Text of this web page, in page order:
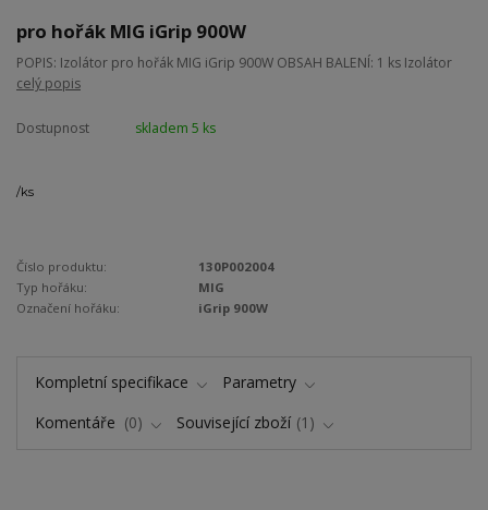
pro hořák MIG iGrip 900W
POPIS: Izolátor pro hořák MIG iGrip 900W OBSAH BALENÍ: 1 ks Izolátor
celý popis
Dostupnost skladem 5 ks
/ks
Číslo produktu:
130P002004
Typ hořáku:
MIG
Označení hořáku:
iGrip 900W
Kompletní specifikace
Parametry
Komentáře
0 Související zboží 1